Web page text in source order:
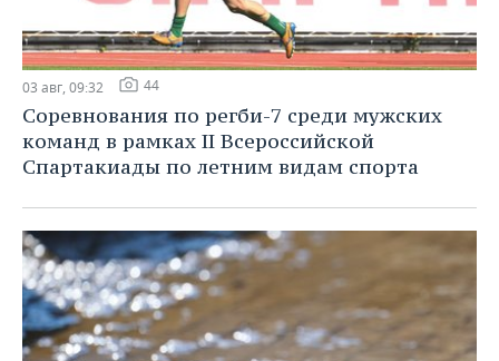
03 авг, 09:32 44
Соревнования по регби-7 среди мужских
команд в рамках II Всероссийской
Спартакиады по летним видам спорта